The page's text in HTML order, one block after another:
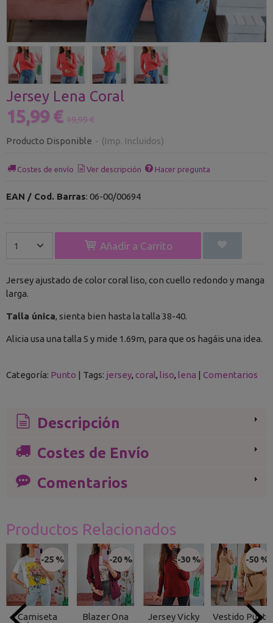
Jersey Lena Coral
15,99 € 19,99 €
Producto Disponible - (Imp. Incluidos)
Costes de envío Ver descripción Hacer pregunta
EAN / Cod. Barras: 06-00/00694
Añadir a Carrito
Jersey ajustado de color coral liso, con cuello redondo y manga
larga.
Talla única, sienta bien hasta la talla 38-40.
Alicia usa una talla S y mide 1.69m, para que os hagáis una idea.
Categoría: Punto | Tags: jersey coral liso lena | Comentarios
Descripción
Costes de Envío
Comentarios
Productos Relacionados
-25 %
Camiseta
-20 %
Blazer Ona
-30 %
Jersey Vicky
-50 %
Vestido Punto